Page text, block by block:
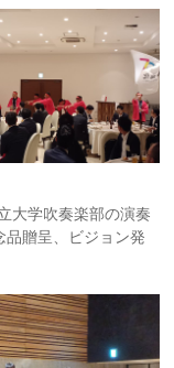
大学吹奏楽部の演奏
贈呈、ビジョン発